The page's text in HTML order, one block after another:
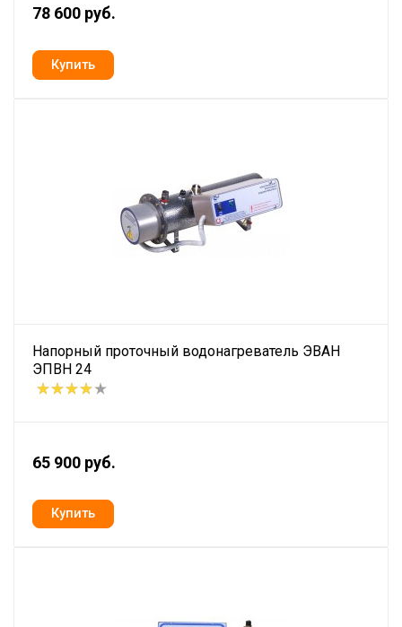
78 600 руб.
Напорный проточный водонагреватель ЭВАН
ЭПВН 24
65 900 руб.